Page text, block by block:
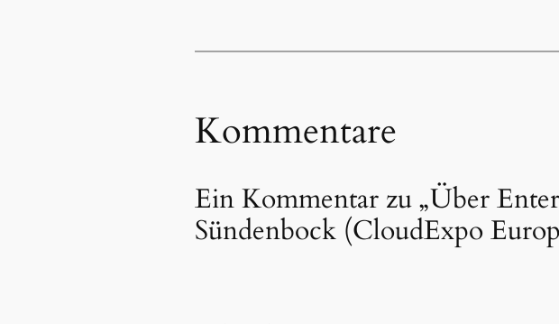
Kommentare
Ein Kommentar zu „Über
Sündenbock (CloudExpo